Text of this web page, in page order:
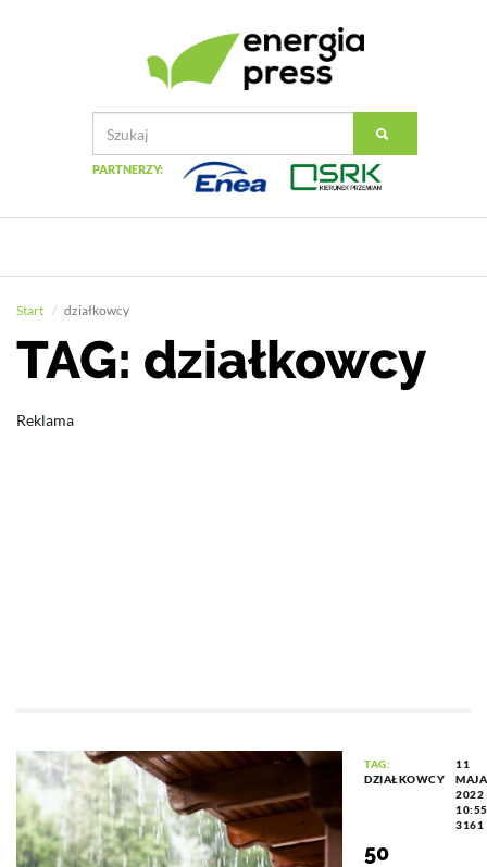
PARTNERZY:
Start działkowcy
TAG: działkowcy
Reklama
TAG:
DZIAŁKOWCY
11
MAJA
2022
10:55
3161
50